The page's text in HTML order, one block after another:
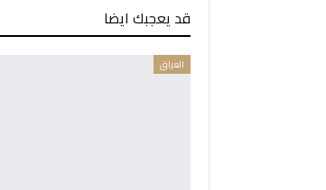
قد يعجبك ايضا
العراق